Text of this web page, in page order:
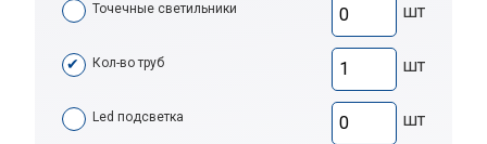
Точечные светильники шт
Кол-во труб шт
Led подсветка шт